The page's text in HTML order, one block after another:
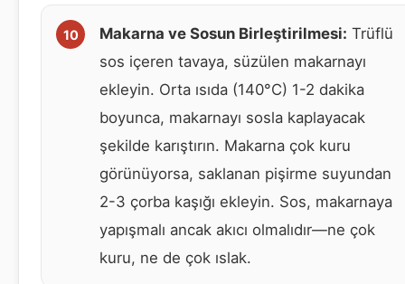
Makarna ve Sosun Birleştirilmesi: Trüflü
sos içeren tavaya, süzülen makarnayı
ekleyin. Orta ısıda (140°C) 1-2 dakika
boyunca, makarnayı sosla kaplayacak
şekilde karıştırın. Makarna çok kuru
görünüyorsa, saklanan pişirme suyundan
2-3 çorba kaşığı ekleyin. Sos, makarnaya
yapışmalı ancak akıcı olmalıdır—ne çok
kuru, ne de çok ıslak.